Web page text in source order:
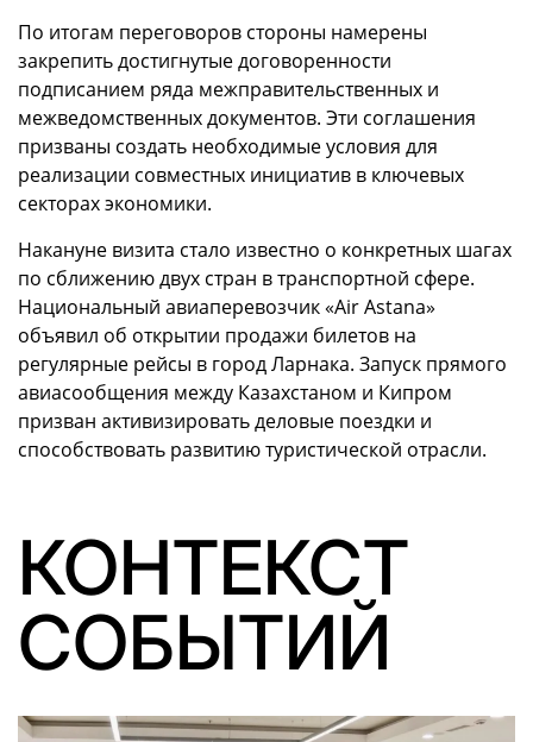
По итогам переговоров стороны намерены
закрепить достигнутые договоренности
подписанием ряда межправительственных и
межведомственных документов. Эти соглашения
призваны создать необходимые условия для
реализации совместных инициатив в ключевых
секторах экономики.
Накануне визита стало известно о конкретных шагах
по сближению двух стран в транспортной сфере.
Национальный авиаперевозчик «Air Astana»
объявил об открытии продажи билетов на
регулярные рейсы в город Ларнака. Запуск прямого
авиасообщения между Казахстаном и Кипром
призван активизировать деловые поездки и
способствовать развитию туристической отрасли.
КОНТЕКСТ
СОБЫТИЙ